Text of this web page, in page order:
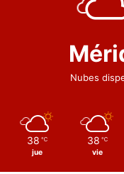
Nubes
38 ℃
jue
38 ℃
vie